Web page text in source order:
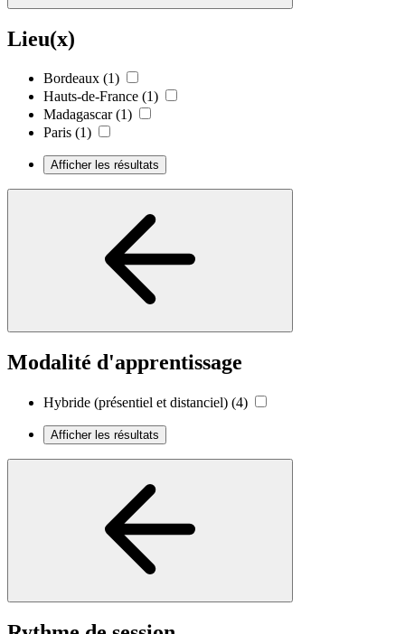
Lieu(x)
Bordeaux (1)
Hauts-de-France (1)
Madagascar (1)
Paris (1)
Afficher les résultats
Modalité d'apprentissage
Hybride (présentiel et distanciel) (4)
Afficher les résultats